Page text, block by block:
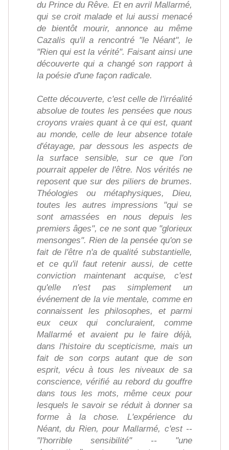
du Prince du Rêve. Et en avril Mallarmé,
qui se croit malade et lui aussi menacé
de bientôt mourir, annonce au même
Cazalis qu'il a rencontré "le Néant", le
"Rien qui est la vérité". Faisant ainsi une
découverte qui a changé son rapport à
la poésie d'une façon radicale.
Cette découverte, c'est celle de l'irréalité
absolue de toutes les pensées que nous
croyons vraies quant à ce qui est, quant
au monde, celle de leur absence totale
d'étayage, par dessous les aspects de
la surface sensible, sur ce que l'on
pourrait appeler de l'être. Nos vérités ne
reposent que sur des piliers de brumes.
Théologies ou métaphysiques, Dieu,
toutes les autres impressions "qui se
sont amassées en nous depuis les
premiers âges", ce ne sont que "glorieux
mensonges". Rien de la pensée qu'on se
fait de l'être n'a de qualité substantielle,
et ce qu'il faut retenir aussi, de cette
conviction maintenant acquise, c'est
qu'elle n'est pas simplement un
événement de la vie mentale, comme en
connaissent les philosophes, et parmi
eux ceux qui concluraient, comme
Mallarmé et avaient pu le faire déjà,
dans l'histoire du scepticisme, mais un
fait de son corps autant que de son
esprit, vécu à tous les niveaux de sa
conscience, vérifié au rebord du gouffre
dans tous les mots, même ceux pour
lesquels le savoir se réduit à donner sa
forme à la chose. L'expérience du
Néant, du Rien, pour Mallarmé, c'est --
"l'horrible sensibilité" -- "une